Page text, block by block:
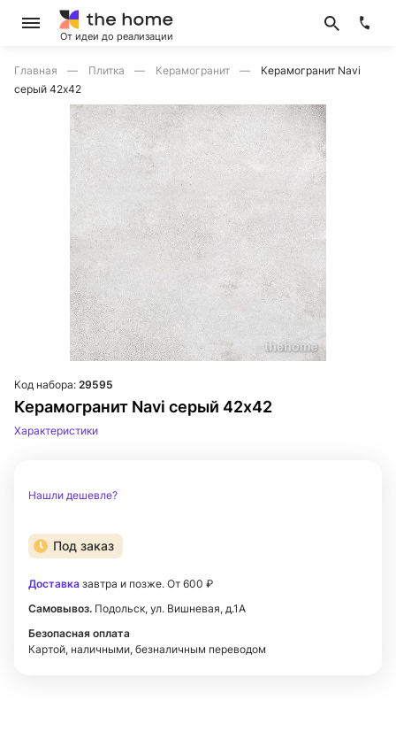
От идеи до реализации
Главная Плитка Керамогранит
Керамогранит Navi
серый 42х42
Керамогранит Navi серый 42х42
Код набора: 29595
Характеристики
Нашли дешевле?
Под заказ
Доставка завтра и позже. От 600 ₽
Самовывоз. Подольск, ул. Вишневая, д.1А
Безопасная оплата
Картой, наличными, безналичным переводом